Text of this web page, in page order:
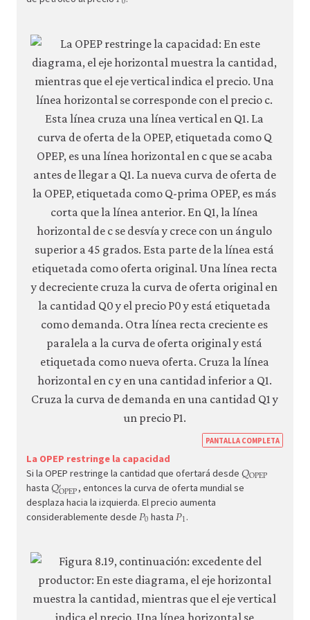
PANTALLA COMPLETA
La OPEP restringe la capacidad
Si la OPEP restringe la cantidad que ofertará desde 𝑄OPEP
QOPEP
hasta𝑄′OPEP
QOPEP , entonces la curva de oferta mundial se
desplaza hacia la izquierda. El precio aumenta
considerablemente desde𝑃0
P0 hasta 𝑃1
P .